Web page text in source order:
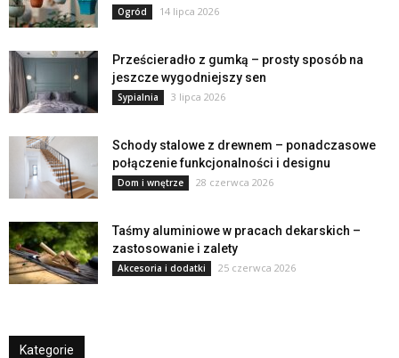
Ogród 14 lipca 2026
Prześcieradło z gumką – prosty sposób na
jeszcze wygodniejszy sen
Sypialnia 3 lipca 2026
Schody stalowe z drewnem – ponadczasowe
połączenie funkcjonalności i designu
Dom i wnętrze 28 czerwca 2026
Taśmy aluminiowe w pracach dekarskich –
zastosowanie i zalety
Akcesoria i dodatki 25 czerwca 2026
Kategorie